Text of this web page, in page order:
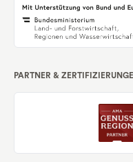
PARTNER &